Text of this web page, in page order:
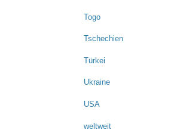
Togo
Tschechien
Türkei
Ukraine
USA
weltweit